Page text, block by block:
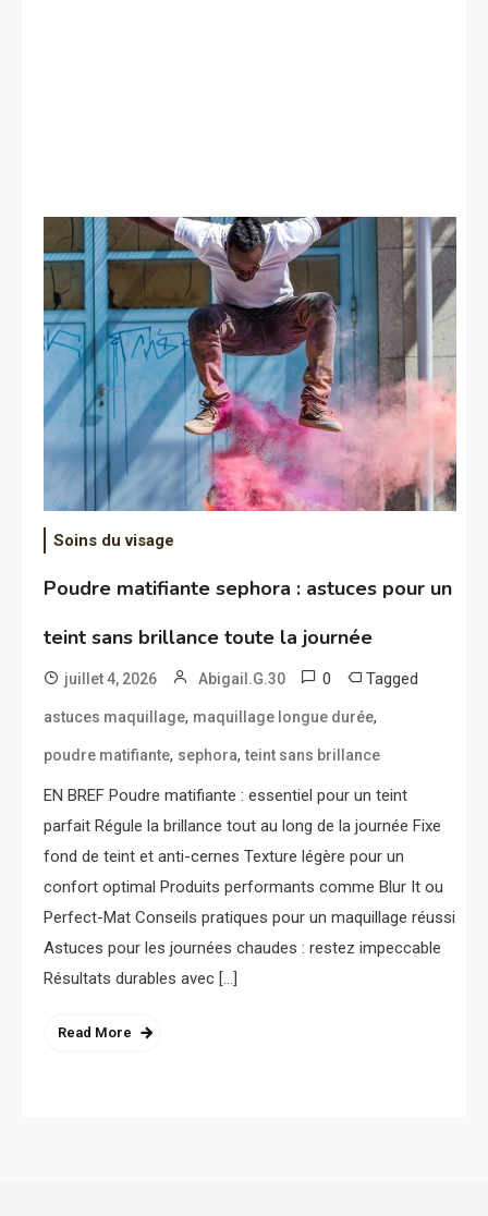
Soins du visage
Poudre matifiante sephora : astuces pour un
teint sans brillance toute la journée
juillet 4, 2026 Abigail.G.30 0 Tagged
astuces maquillage, maquillage longue durée,
poudre matifiante, sephora,teint sans brillance
EN BREF Poudre matifiante : essentiel pour un teint
parfait Régule la brillance tout au long de la journée Fixe
fond de teint et anti-cernes Texture légère pour un
confort optimal Produits performants comme Blur It ou
Perfect-Mat Conseils pratiques pour un maquillage réussi
Astuces pour les journées chaudes : restez impeccable
Résultats durables avec […]
Read More